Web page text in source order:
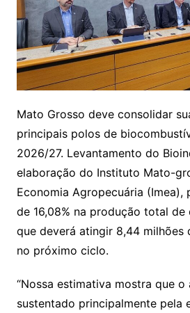
Mato Grosso deve consolidar
principais polos de
2026/27. Levantamento do
elaboração do Instituto Mato-
Economia Agropecuária (Imea),
de 16,08% na produção total
que deverá atingir 8,44 milhões
no próximo ciclo.
“Nossa estimativa mostra que o
sustentado principalmente pela